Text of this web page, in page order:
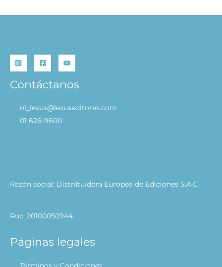
Contáctanos
ol_lexus@lexuseditores.com
01 626-9600
Razón social: Distribuidora Europea de Ediciones S.A.C
Ruc: 20100050944
Páginas legales
Términos y Condiciones